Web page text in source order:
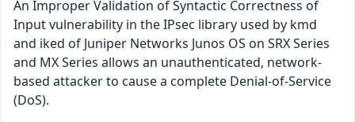
An Improper Validation of Syntactic Correctness of
Input vulnerability in the IPsec library used by kmd
and iked of Juniper Networks Junos OS on SRX Series
and MX Series allows an unauthenticated, network-
based attacker to cause a complete Denial-of-Service
(DoS).